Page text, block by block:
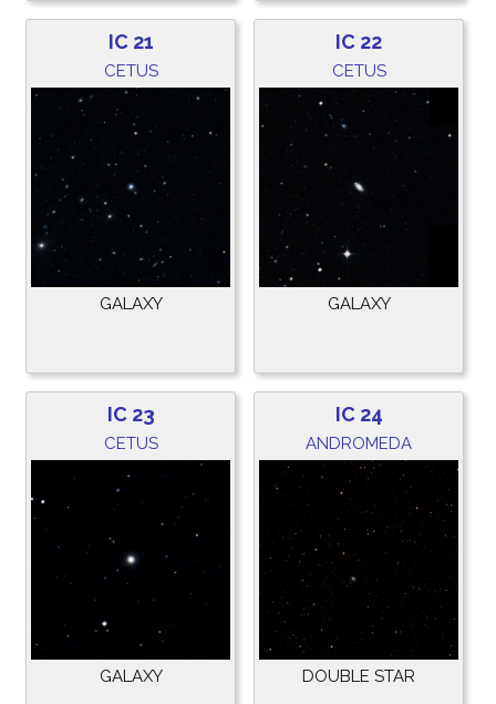
IC 21
CETUS
GALAXY
IC 22
CETUS
GALAXY
IC 23
CETUS
GALAXY
IC 24
ANDROMEDA
DOUBLE STAR